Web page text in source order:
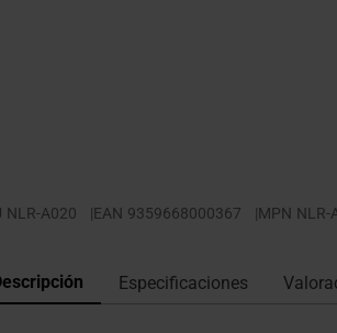
NLR-A020 |EAN 9359668000367 |MPN NLR-
Especificaciones